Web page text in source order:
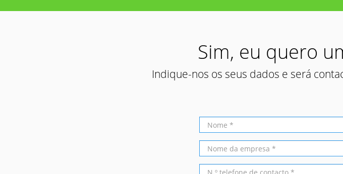
Sim, eu quero
Indique-nos os seus dados e será
Nome
*
Empresa
*
Telefone